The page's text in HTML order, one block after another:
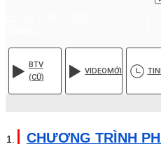
BTV
(CŨ)
VIDEOMỚI TIN
CHƯƠNG TRÌNH